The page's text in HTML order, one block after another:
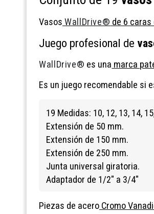
Vasos WallDrive® de 6
Juego profesional de
WallDrive® es una marca
Es un juego recomendable si
19 Medidas: 10, 12, 13, 14,
Extensión de 50 mm.
Extensión de 150 mm.
Extensión de 250 mm.
Junta universal giratoria.
Adaptador de 1/2" a 3/4"
Piezas de acero Cromo